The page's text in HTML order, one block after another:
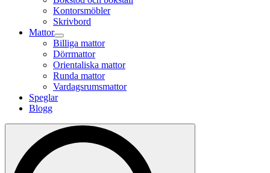
Kontorsmöbler
Skrivbord
Mattor
Billiga mattor
Dörrmattor
Orientaliska mattor
Runda mattor
Vardagsrumsmattor
Speglar
Blogg